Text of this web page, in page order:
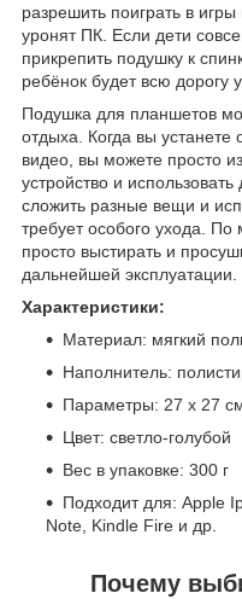
разрешить поиграть в
уронят ПК. Если дети
прикрепить подушку к
ребёнок будет всю дорогу
Подушка для планшетов
отдыха. Когда вы устанете
видео, вы можете просто
устройство и
сложить разные вещи и
требует особого ухода.
просто выстирать и
дальнейшей эксплуатации.
Характеристики:
Материал: мягкий
Наполнитель:
Параметры: 27 х 27
Цвет: светло-голубой
Вес в упаковке: 300 г
Подходит для: Apple
Note, Kindle Fire и др.
Почему